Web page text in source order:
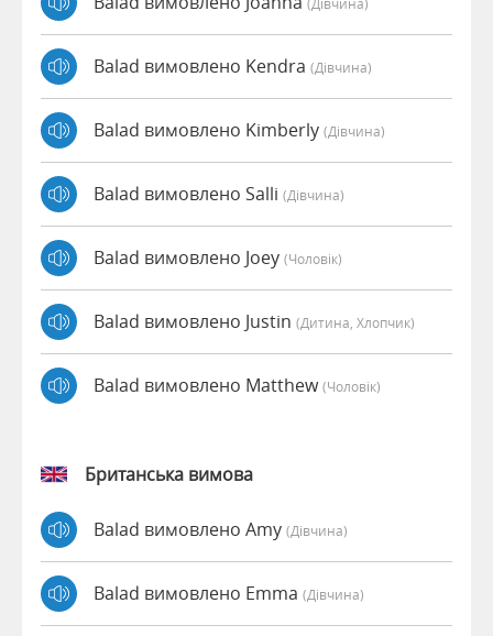
Balad вимовлено Kendra (дівчина)
Balad вимовлено Kimberly (дівчина)
Balad вимовлено Salli (дівчина)
Balad вимовлено Joey (чоловік)
Balad вимовлено Justin (дитина, Хлопчик)
Balad вимовлено Matthew(чоловік)
Британська вимова
Balad вимовлено Amy (дівчина)
Balad вимовлено Emma (дівчина)